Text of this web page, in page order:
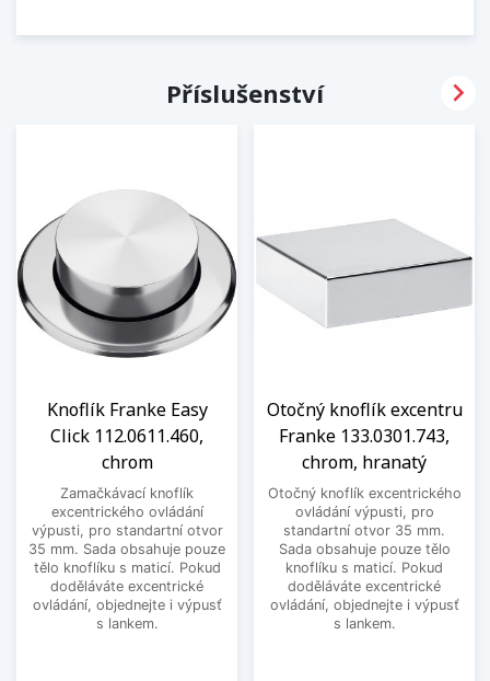
Příslušenství
Knoflík Franke Easy
Click 112.0611.460,
chrom
Zamačkávací knoflík
excentrického ovládání
výpusti, pro standartní otvor
35 mm. Sada obsahuje pouze
tělo knoflíku s maticí. Pokud
doděláváte excentrické
ovládání, objednejte i výpusť
s lankem.
Otočný knoflík excentru
Franke 133.0301.743,
chrom, hranatý
Otočný knoflík excentrického
ovládání výpusti, pro
standartní otvor 35 mm.
Sada obsahuje pouze tělo
knoflíku s maticí. Pokud
doděláváte excentrické
ovládání, objednejte i výpusť
s lankem.
